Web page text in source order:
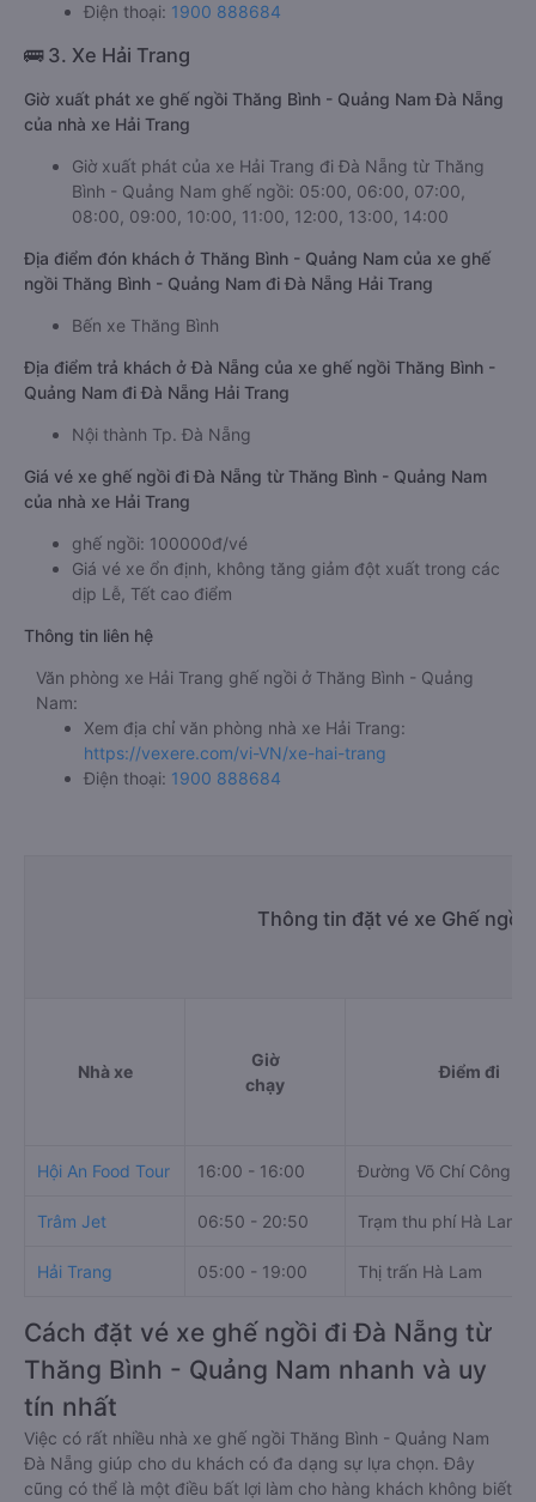
Điện thoại: 1900 888684
🚌 3. Xe Hải Trang
Giờ xuất phát xe ghế ngồi Thăng Bình - Quảng Nam Đà Nẵng
của nhà xe Hải Trang
Giờ xuất phát của xe Hải Trang đi Đà Nẵng từ Thăng
Bình - Quảng Nam ghế ngồi: 05:00, 06:00, 07:00,
08:00, 09:00, 10:00, 11:00, 12:00, 13:00, 14:00
Địa điểm đón khách ở Thăng Bình - Quảng Nam của xe ghế
ngồi Thăng Bình - Quảng Nam đi Đà Nẵng Hải Trang
Bến xe Thăng Bình
Địa điểm trả khách ở Đà Nẵng của xe ghế ngồi Thăng Bình -
Quảng Nam đi Đà Nẵng Hải Trang
Nội thành Tp. Đà Nẵng
Giá vé xe ghế ngồi đi Đà Nẵng từ Thăng Bình - Quảng Nam
của nhà xe Hải Trang
ghế ngồi: 100000đ/vé
Giá vé xe ổn định, không tăng giảm đột xuất trong các
dịp Lễ, Tết cao điểm
Thông tin liên hệ
Văn phòng xe Hải Trang ghế ngồi ở Thăng Bình - Quảng
Nam:
Xem địa chỉ văn phòng nhà xe Hải Trang:
https://vexere.com/vi-VN/xe-hai-trang
Điện thoại: 1900 888684
Thông tin đặt vé xe Ghế ngồi
Nhà xe
Giờ
chạy
Điểm đi
Hội An Food Tour 16:00 - 16:00 Đường Võ Chí Công
Trâm Jet 06:50 - 20:50 Trạm thu phí Hà Lam
Hải Trang 05:00 - 19:00 Thị trấn Hà Lam
Cách đặt vé xe ghế ngồi đi Đà Nẵng từ
Thăng Bình - Quảng Nam nhanh và uy
tín nhất
Việc có rất nhiều nhà xe ghế ngồi Thăng Bình - Quảng Nam
Đà Nẵng giúp cho du khách có đa dạng sự lựa chọn. Đây
cũng có thể là một điều bất lợi làm cho hàng khách không biết